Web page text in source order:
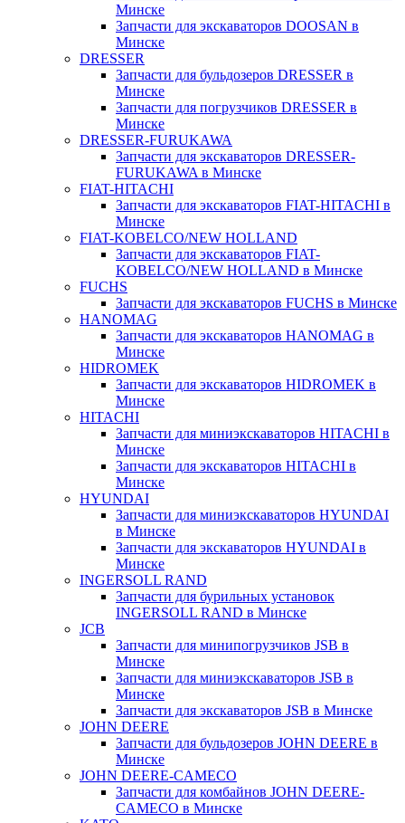
Минске
Запчасти для экскаваторов DOOSAN в
Минске
DRESSER
Запчасти для бульдозеров DRESSER в
Минске
Запчасти для погрузчиков DRESSER в
Минске
DRESSER-FURUKAWA
Запчасти для экскаваторов DRESSER-
FURUKAWA в Минске
FIAT-HITACHI
Запчасти для экскаваторов FIAT-HITACHI в
Минске
FIAT-KOBELCO/NEW HOLLAND
Запчасти для экскаваторов FIAT-
KOBELCO/NEW HOLLAND в Минске
FUCHS
Запчасти для экскаваторов FUCHS в Минске
HANOMAG
Запчасти для экскаваторов HANOMAG в
Минске
HIDROMEK
Запчасти для экскаваторов HIDROMEK в
Минске
HITACHI
Запчасти для миниэкскаваторов HITACHI в
Минске
Запчасти для экскаваторов HITACHI в
Минске
HYUNDAI
Запчасти для миниэкскаваторов HYUNDAI
в Минске
Запчасти для экскаваторов HYUNDAI в
Минске
INGERSOLL RAND
Запчасти для бурильных установок
INGERSOLL RAND в Минске
JCB
Запчасти для минипогрузчиков JSB в
Минске
Запчасти для миниэкскаваторов JSB в
Минске
Запчасти для экскаваторов JSB в Минске
JOHN DEERE
Запчасти для бульдозеров JOHN DEERE в
Минске
JOHN DEERE-CAMECO
Запчасти для комбайнов JOHN DEERE-
CAMECO в Минске